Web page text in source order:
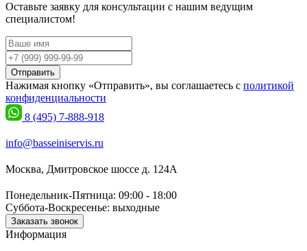
Оставьте заявку для консультации с нашим ведущим
специалистом!
Отправить
Нажимая кнопку «Отправить», вы соглашаетесь с политикой
конфиденциальности
8 (495) 7-888-918
info@basseiniservis.ru
Москва, Дмитровское шоссе д. 124А
Понедельник-Пятница: 09:00 - 18:00
Суббота-Воскресенье: выходные
Заказать звонок
Информация